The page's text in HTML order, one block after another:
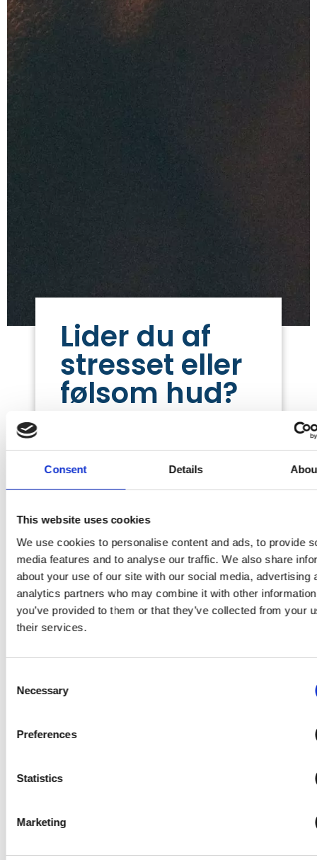
Consent Details
This website uses cookies
We use cookies to personalise content and ads, to provide
media features and to analyse our traffic. We also share
about your use of our site with our social media, advertising
analytics partners who may combine it with other
you’ve provided to them or that they’ve collected from your
their services.
Selection
Necessary
Preferences
Statistics
Marketing
Lider du af
stresset eller
følsom hud?
SÅDAN LINDER DU
DET
Tør hud på kroppen er ofte følsom,
tørhed. Nogle menneskers hud er
naturligt følsom, selv når den er godt
fugtet. Der er mange ting, der kan
gøre huden stresset og følsom. For
meget indre stress påvirker os og
vores helbred negativt – og det
forurening, sol og vind til overdreven
hvordan viser stress sig på huden, og
hvordan kan du beskytte dig mod
forskellige årsager til hudstress ud
selvfølgelig hvordan du bedst kan